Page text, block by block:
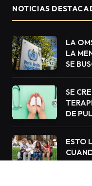
NOTICIAS
LA
LA
SE
SE
DE
ESTO